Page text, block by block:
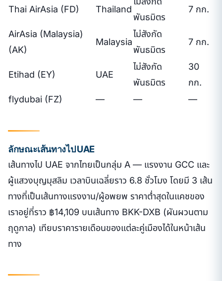
Thai AirAsia (FD) Thailand
พันธมิตร
7 กก.
AirAsia (Malaysia)
(AK)
Malaysia
ไม่สังกัด
พันธมิตร
7 กก.
Etihad (EY) UAE
ไม่สังกัด
พันธมิตร
30
กก.
flydubai (FZ)
— — —
ลักษณะเส้นทางไป UAE
เส้นทางไป UAE จากไทยเป็นกลุ่ม A — แรงงาน GCC และ
ผู้แสวงบุญมุสลิม เวลาบินเฉลี่ยราว 6.8 ชั่วโมง โดยมี 3 เส้น
ทางที่เป็นเส้นทางแรงงาน/ผู้อพยพ ราคาต่ำสุดในแคชของ
เราอยู่ที่ราว ฿14,109 บนเส้นทาง BKK-DXB (ผันผวนตาม
ฤดูกาล) เทียบราคารายเดือนของแต่ละคู่เมืองได้ในหน้าเส้น
ทาง